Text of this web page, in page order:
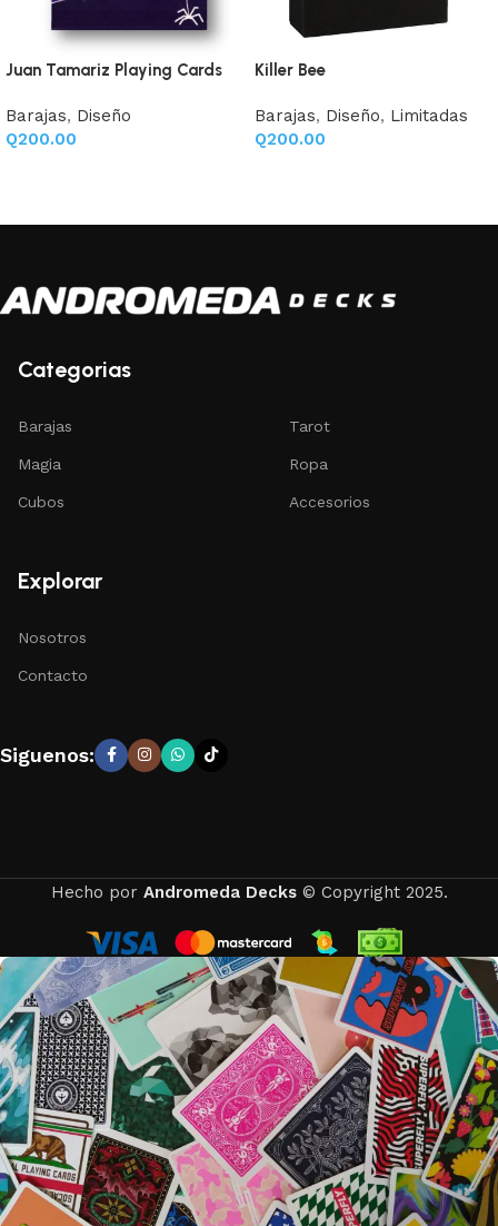
Juan Tamariz Playing Cards
Barajas, Diseño
Q200.00
Killer Bee
Barajas, Diseño, Limitadas
Q200.00
Categorias
Barajas
Magia
Cubos
Tarot
Ropa
Accesorios
Explorar
Nosotros
Contacto
Siguenos:
Hecho por Andromeda Decks© Copyright 2025.